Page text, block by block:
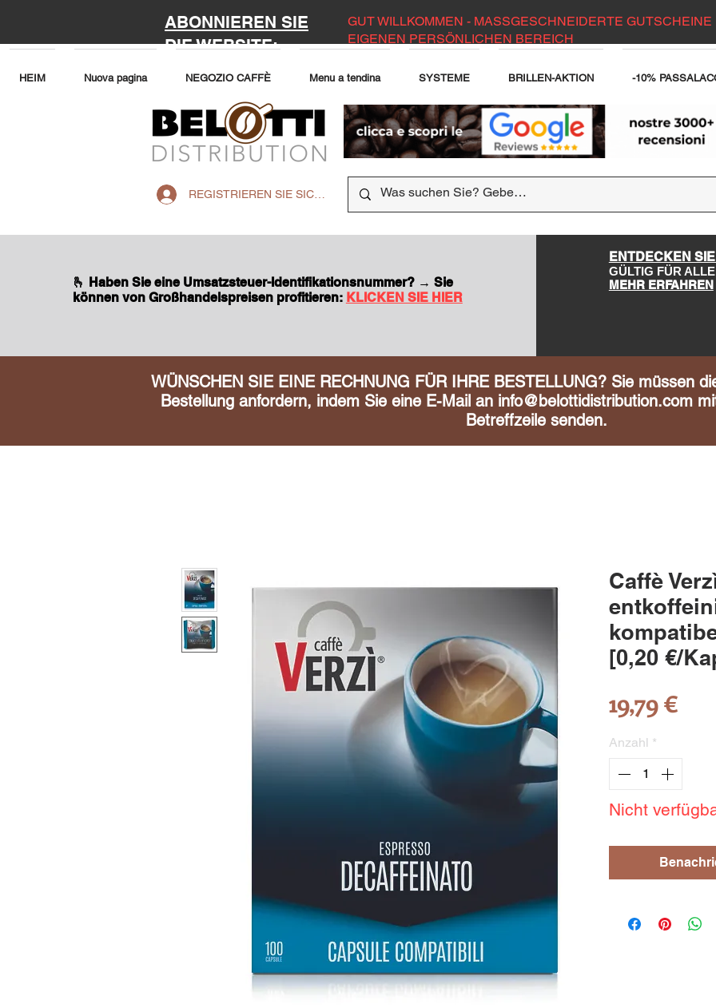
ABONNIEREN SIE
DIE WEBSITE:
GUT WILLKOMMEN - MASSGESCHNEIDERTE GUTSCHEINE
EIGENEN PERSÖNLICHEN BEREICH
HEIM Nuova pagina NEGOZIO CAFFÈ Menu a tendina SYSTEME BRILLEN-AKTION -10%
REGISTRIEREN SIE SICH AUF DER WEBSITE
🫰 Haben Sie eine Umsatzsteuer-Identifikationsnummer? → Sie
können von Großhandelspreisen profitieren: KLICKEN SIE HIER
ENTDECKEN
GÜLTIG FÜR
MEHR ERFAHREN
WÜNSCHEN SIE EINE RECHNUNG FÜR IHRE BESTELLUNG? Sie müssen
Bestellung anfordern, indem Sie eine E-Mail an info@belottidistribution.com
Betreffzeile senden.
Caffè
[0,20 €/
19,79 €
Anzahl *
Nicht